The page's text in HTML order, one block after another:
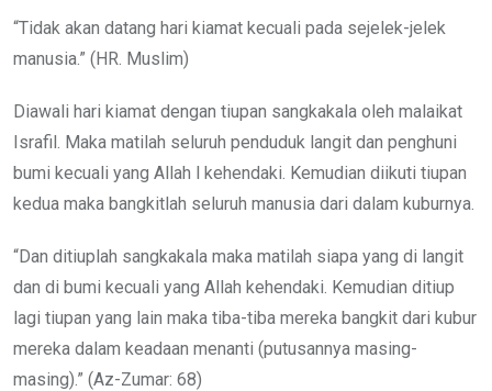
“Tidak akan datang hari kiamat kecuali pada sejelek-jelek
manusia.” (HR. Muslim)
Diawali hari kiamat dengan tiupan sangkakala oleh malaikat
Israfil. Maka matilah seluruh penduduk langit dan penghuni
bumi kecuali yang Allah l kehendaki. Kemudian diikuti tiupan
kedua maka bangkitlah seluruh manusia dari dalam kuburnya.
“Dan ditiuplah sangkakala maka matilah siapa yang di langit
dan di bumi kecuali yang Allah kehendaki. Kemudian ditiup
lagi tiupan yang lain maka tiba-tiba mereka bangkit dari kubur
mereka dalam keadaan menanti (putusannya masing-
masing).” (Az-Zumar: 68)